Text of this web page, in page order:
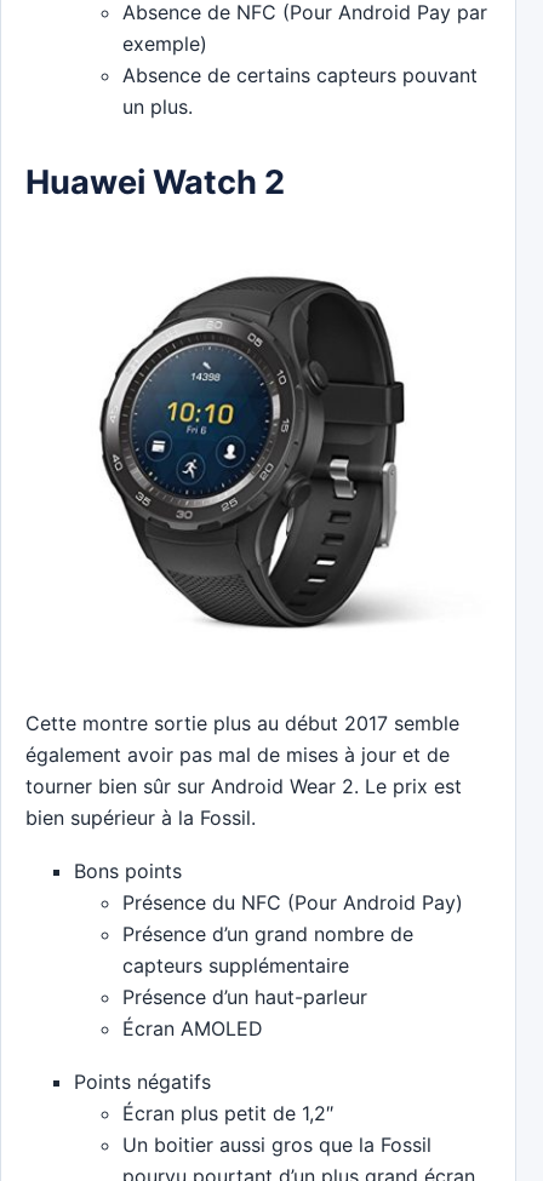
Absence de NFC (Pour Android Pay par
exemple)
Absence de certains capteurs pouvant
un plus.
Huawei Watch 2
Cette montre sortie plus au début 2017 semble
également avoir pas mal de mises à jour et de
tourner bien sûr sur Android Wear 2. Le prix est
bien supérieur à la Fossil.
Bons points
Présence du NFC (Pour Android Pay)
Présence d’un grand nombre de
capteurs supplémentaire
Présence d’un haut-parleur
Écran AMOLED
Points négatifs
Écran plus petit de 1,2″
Un boitier aussi gros que la Fossil